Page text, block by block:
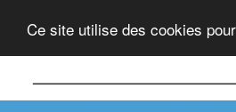
Ce site utilise des cookies
Lait demi-